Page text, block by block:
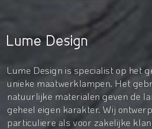
Lume Design
Lume Design is specialist op het
unieke maatwerklampen. Het
natuurlijke materialen geven de
geheel eigen karakter. Wij
particuliere als voor zakelijke